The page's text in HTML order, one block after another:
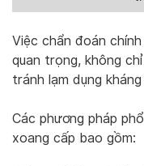
Việc chẩn đoán
quan trọng, không
tránh lạm dụng
Các phương pháp
xoang cấp bao gồm: